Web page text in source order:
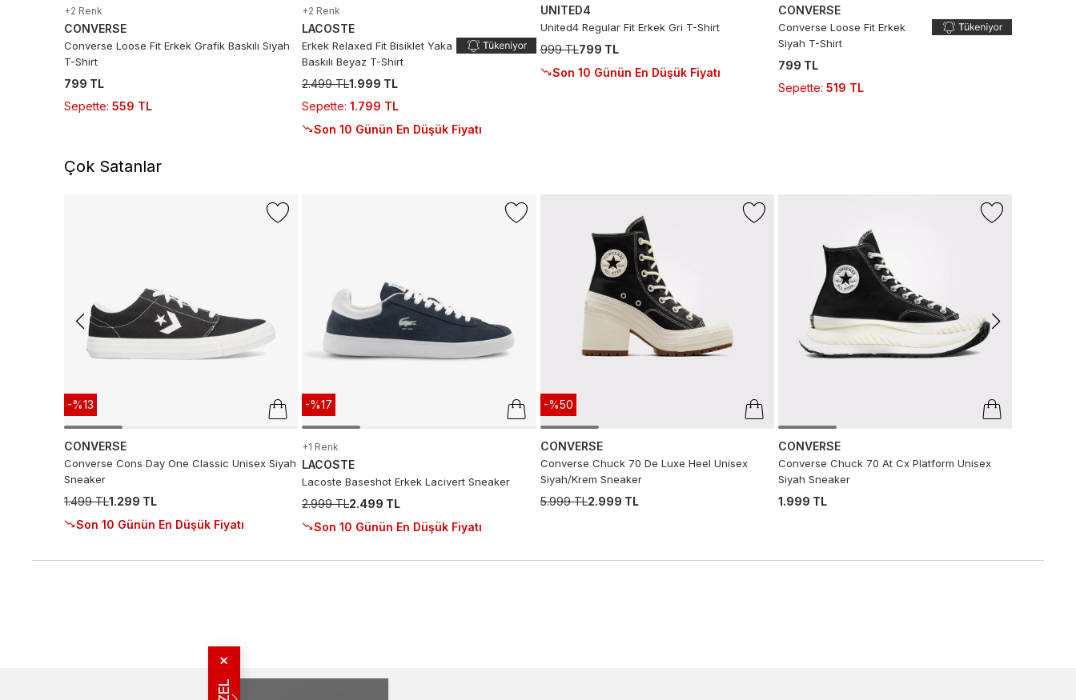
+2 Renk
CONVERSE
Converse Loose Fit Erkek Grafik Baskılı Siyah
T-Shirt
799 TL
Sepette: 559 TL
+2 Renk
LACOSTE
Erkek Relaxed Fit Bisiklet Yaka
Baskılı Beyaz T-Shirt
2.499 TL1.999 TL
Sepette: 1.799 TL
Son 10 Günün En Düşük Fiyatı
UNITED4
United4 Regular Fit Erkek Gri T-Shirt
999 TL799 TL
Son 10 Günün En Düşük Fiyatı
CONVERSE
Converse Loose Fit Erkek
Siyah T-Shirt
799 TL
Sepette: 519 TL
Çok Satanlar
-%13
CONVERSE
Converse Cons Day One Classic Unisex Siyah
Sneaker
1.499 TL1.299 TL
Son 10 Günün En Düşük Fiyatı
-%17
+1 Renk
LACOSTE
Lacoste Baseshot Erkek Lacivert Sneaker
2.999 TL2.499 TL
Son 10 Günün En Düşük Fiyatı
-%50
CONVERSE
Converse Chuck 70 De Luxe Heel Unisex
Siyah/Krem Sneaker
5.999 TL2.999 TL
CONVERSE
Converse Chuck 70 At Cx Platform Unisex
Siyah Sneaker
1.999 TL
✕